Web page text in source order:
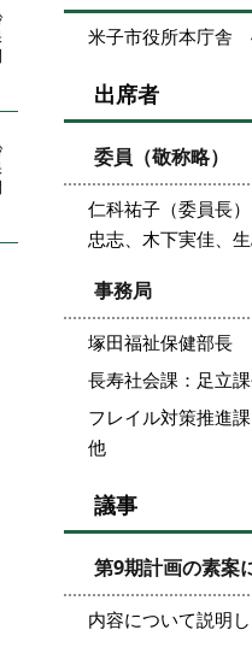
米子市役所本庁舎
出席者
委員（敬称略）
仁科祐子（委員長
忠志、木下実佳、
事務局
塚田福祉保健部長
長寿社会課：足立
フレイル対策推進
他
議事
第9期計画の素案
内容について説明